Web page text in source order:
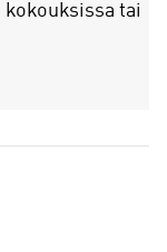
tai